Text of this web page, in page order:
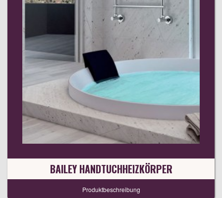
BAILEY HANDTUCHHEIZKÖRPER
Produktbeschreibung